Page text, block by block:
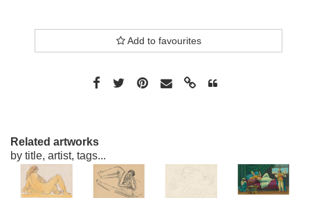
Add to favourites
Related artworks
by title, artist, tags...